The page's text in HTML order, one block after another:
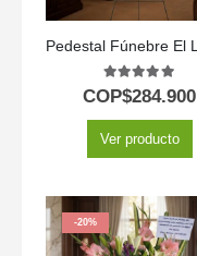
5.00out of 5
COP$284.900
Ver producto
-20%